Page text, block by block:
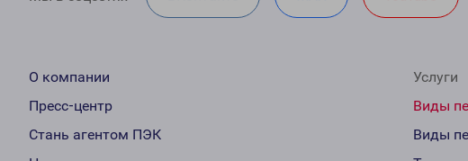
О компании
Пресс-центр
Стань агентом ПЭК
Услуги
Виды
Виды